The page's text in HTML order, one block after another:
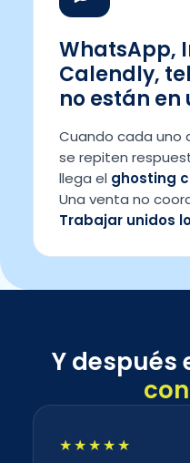
WhatsApp,
Calendly,
no están en
Cuando cada uno
se repiten
llega el ghosting
Una venta no
Trabajar unidos
Y después
★★★★★